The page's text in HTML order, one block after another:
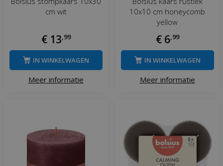
cm wit
€ 13 99
Meer informatie
IN WINKELWAGEN
10x10 cm honeycomb
yellow
€ 6 99
Meer informatie
IN WINKELWAGEN